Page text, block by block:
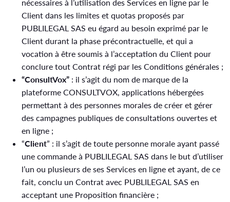
nécessaires à l’utilisation des Services en ligne par le
Client dans les limites et quotas proposés par
PUBLILEGAL SAS eu égard au besoin exprimé par le
Client durant la phase précontractuelle, et qui a
vocation à être soumis à l’acceptation du Client pour
conclure tout Contrat régi par les Conditions générales ;
“ConsultVox” : il s’agit du nom de marque de la
plateforme CONSULTVOX, applications hébergées
permettant à des personnes morales de créer et gérer
des campagnes publiques de consultations ouvertes et
en ligne ;
“Client” : il s’agit de toute personne morale ayant passé
une commande à PUBLILEGAL SAS dans le but d’utiliser
l’un ou plusieurs de ses Services en ligne et ayant, de ce
fait, conclu un Contrat avec PUBLILEGAL SAS en
acceptant une Proposition financière ;